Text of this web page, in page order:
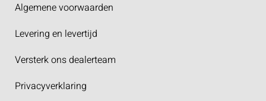
Algemene voorwaarden
Levering en levertijd
Versterk ons dealerteam
Privacyverklaring